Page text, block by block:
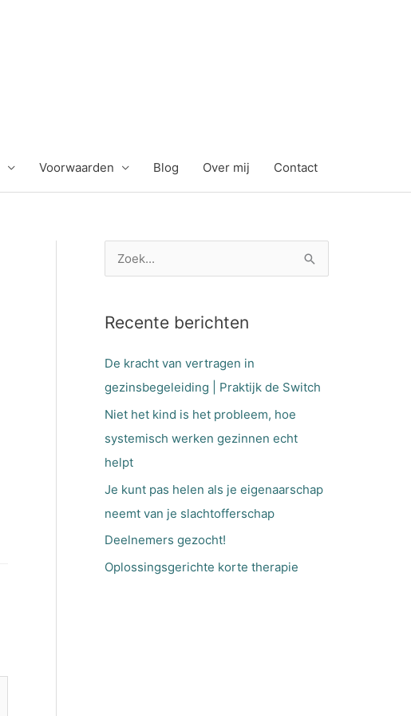
Voorwaarden Blog Over mij Contact
k
n
a
Recente berichten
De kracht van vertragen in
gezinsbegeleiding | Praktijk de Switch
Niet het kind is het probleem, hoe
systemisch werken gezinnen echt
helpt
Je kunt pas helen als je eigenaarschap
neemt van je slachtofferschap
Deelnemers gezocht!
Oplossingsgerichte korte therapie